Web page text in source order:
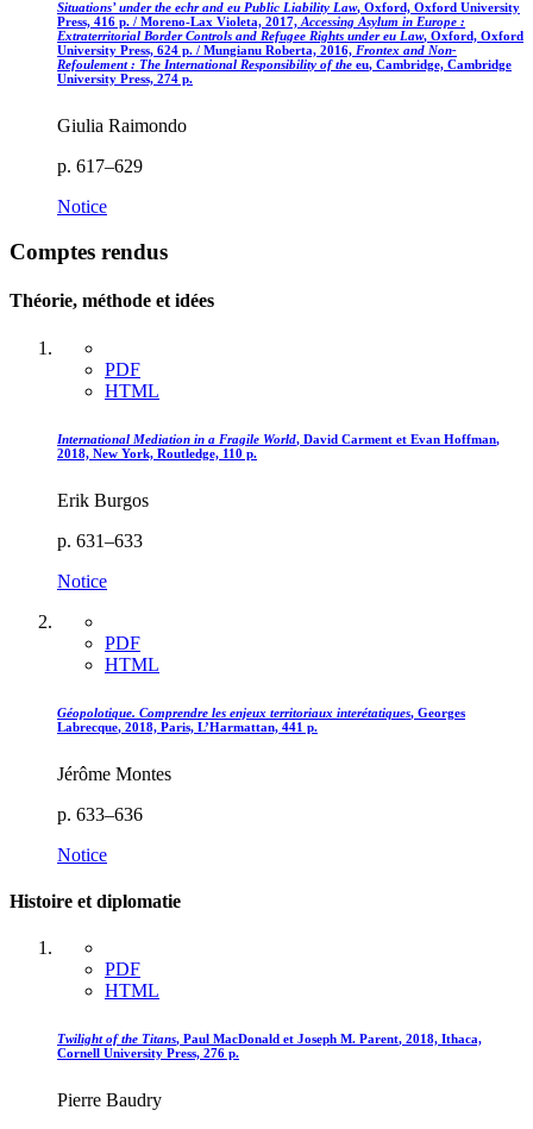
Situations’ under the echrand eu Public Liability Law, Oxford, Oxford University
Press, 416 p. / Moreno-Lax Violeta, 2017, Accessing Asylum in Europe :
Extraterritorial Border Controls and Refugee Rights undereu Law, Oxford, Oxford
University Press, 624 p. / Mungianu Roberta, 2016, Frontex and Non-
Refoulement : The International Responsibility of the eu, Cambridge, Cambridge
University Press, 274 p.
Giulia Raimondo
p. 617–629
Notice
Comptes rendus
Théorie, méthode et idées
PDF
HTML
International Mediation in a Fragile World, David Carment et Evan Hoffman,
2018, New York, Routledge, 110 p.
Erik Burgos
p. 631–633
Notice
PDF
HTML
Géopolotique. Comprendre les enjeux territoriaux interétatiques, Georges
Labrecque, 2018, Paris, L’Harmattan, 441 p.
Jérôme Montes
p. 633–636
Notice
Histoire et diplomatie
PDF
HTML
Twilight of the Titans, Paul MacDonald et Joseph M. Parent, 2018, Ithaca,
Cornell University Press, 276 p.
Pierre Baudry